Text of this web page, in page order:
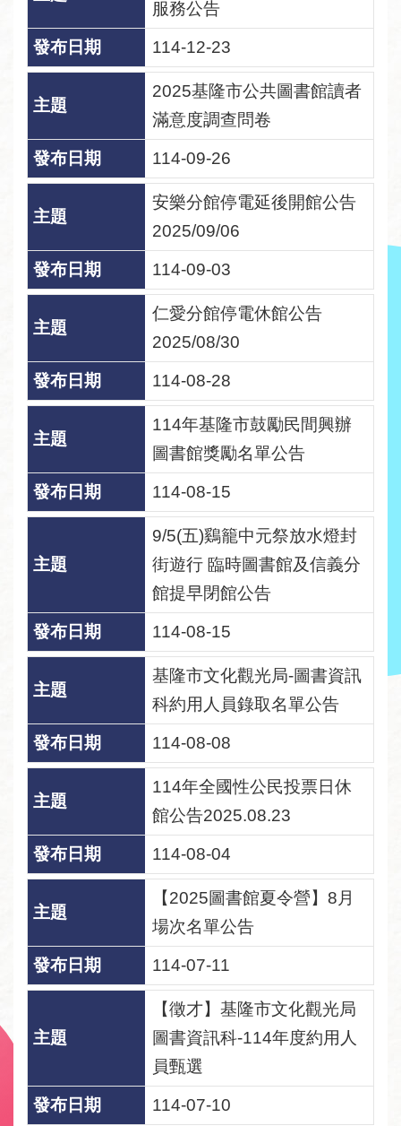
書
資
告
動
線
圖
館
問
回
頁
站
覽
料
隱
權
服務公告
114-12-23
2025基隆市公共圖書館讀者
滿意度調查問卷
114-09-26
安樂分館停電延後開館公告
2025/09/06
114-09-03
仁愛分館停電休館公告
2025/08/30
114-08-28
114年基隆市鼓勵民間興辦
圖書館獎勵名單公告
114-08-15
9/5(五)鷄籠中元祭放水燈封
街遊行 臨時圖書館及信義分
館提早閉館公告
114-08-15
基隆市文化觀光局-圖書資訊
科約用人員錄取名單公告
114-08-08
114年全國性公民投票日休
館公告2025.08.23
114-08-04
【2025圖書館夏令營】8月
場次名單公告
114-07-11
【徵才】基隆市文化觀光局
圖書資訊科-114年度約用人
員甄選
114-07-10